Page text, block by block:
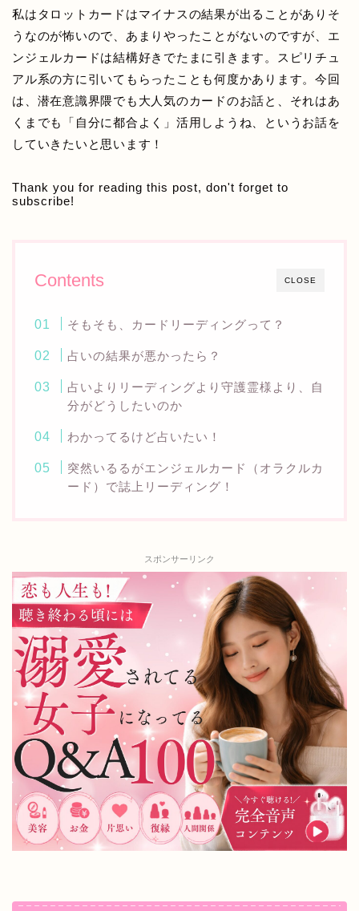
私はタロットカードはマイナスの結果が出ることがありそ
うなのが怖いので、あまりやったことがないのですが、エ
ンジェルカードは結構好きでたまに引きます。スピリチュ
アル系の方に引いてもらったことも何度かあります。今回
は、潜在意識界隈でも大人気のカードのお話と、それはあ
くまでも「自分に都合よく」活用しようね、というお話を
していきたいと思います！
Thank you for reading this post, don't forget to
subscribe!
CLOSE
Contents
そもそも、カードリーディングって？
占いの結果が悪かったら？
占いよりリーディングより守護霊様より、自
分がどうしたいのか
わかってるけど占いたい！
突然いるるがエンジェルカード（オラクルカ
ード）で誌上リーディング！
スポンサーリンク